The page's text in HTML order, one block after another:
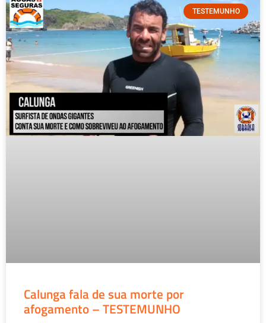
TESTEMUNHO
Calunga fala de sua morte por
afogamento – TESTEMUNHO